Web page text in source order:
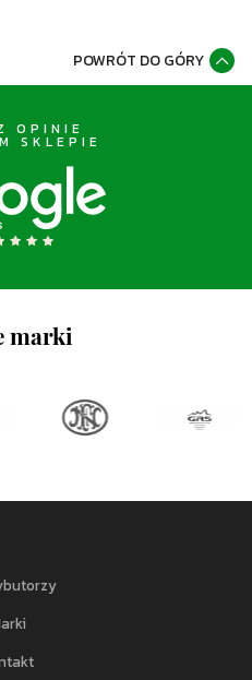
POWRÓT DO GÓRY
OPINIE
SKLEPIE
marki